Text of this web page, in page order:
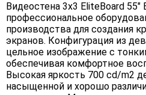
Видеостена 3х3 EliteBoard 55"
профессиональное
производства для создания
экранов. Конфигурация из
цельное изображение с
обеспечивая комфортное
Высокая яркость 700 cd/m2
насыщенной и хорошо